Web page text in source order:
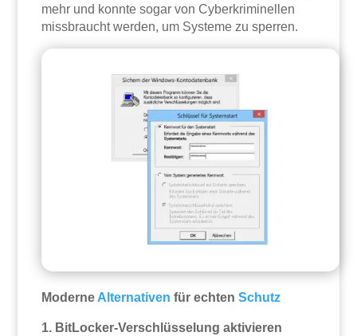
mehr und konnte sogar von Cyberkriminellen
missbraucht werden, um Systeme zu sperren.
Moderne Alternativen für echtenSchutz
1. BitLocker-Verschlüsselung aktivieren